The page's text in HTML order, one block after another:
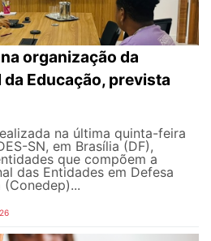
organização da
Educação, prevista
na última quinta-feira
SN, em Brasília (DF),
que compõem a
das Entidades em Defesa